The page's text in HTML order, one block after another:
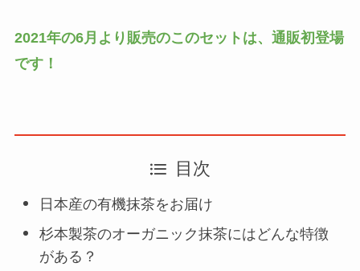
2021年の6月より販売のこのセットは、通販初登場
です！
目次
日本産の有機抹茶をお届け
杉本製茶のオーガニック抹茶にはどんな特徴
がある？